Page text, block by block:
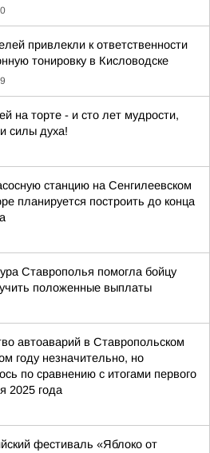
привлекли к ответственности
тонировку в Кисловодске
на торте - и сто лет мудрости,
силы духа!
станцию на Сенгилеевском
планируется построить до конца
Ставрополья помогла бойцу
положенные выплаты
автоаварий в Ставропольском
году незначительно, но
по сравнению с итогами первого
2025 года
фестиваль «Яблоко от